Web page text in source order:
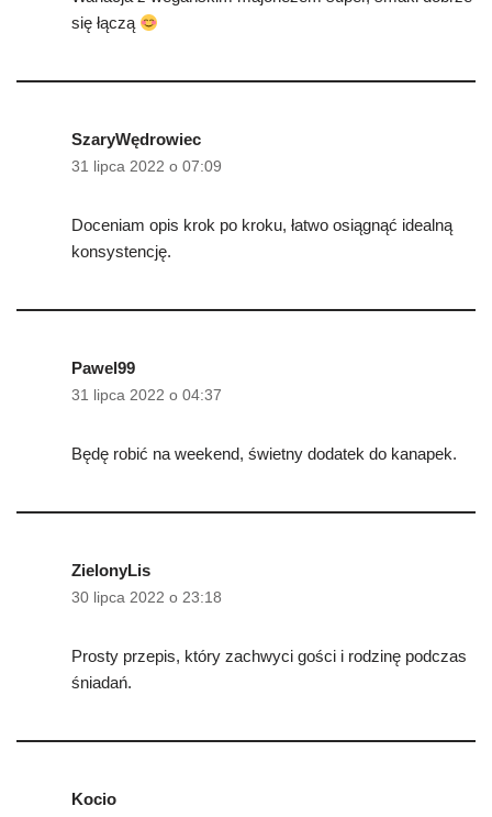
się łączą
SzaryWędrowiec
31 lipca 2022 o 07:09
Doceniam opis krok po kroku, łatwo osiągnąć idealną
konsystencję.
Pawel99
31 lipca 2022 o 04:37
Będę robić na weekend, świetny dodatek do kanapek.
ZielonyLis
30 lipca 2022 o 23:18
Prosty przepis, który zachwyci gości i rodzinę podczas
śniadań.
Kocio